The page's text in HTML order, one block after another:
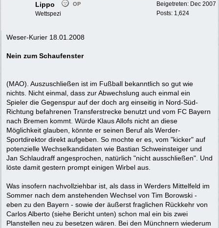
Beigetreten: Dec 2007
Posts: 1,624
Lippo OP
Wettspezi
Weser-Kurier 18.01.2008
Nein zum Schaufenster
(MAO). Auszuschließen ist im Fußball bekanntlich so gut wie
nichts. Nicht einmal, dass zur Abwechslung auch einmal ein
Spieler die Gegenspur auf der doch arg einseitig in Nord-Süd-
Richtung befahrenen Transferstrecke benutzt und vom FC Bayern
nach Bremen kommt. Würde Klaus Allofs nicht an diese
Möglichkeit glauben, könnte er seinen Beruf als Werder-
Sportdirektor direkt aufgeben. So mochte er es, vom "kicker" auf
potenzielle Wechselkandidaten wie Bastian Schweinsteiger und
Jan Schlaudraff angesprochen, natürlich "nicht ausschließen". Und
löste damit gestern prompt einigen Wirbel aus.
Was insofern nachvollziehbar ist, als dass in Werders Mittelfeld im
Sommer nach dem anstehenden Wechsel von Tim Borowski -
eben zu den Bayern - sowie der äußerst fraglichen Rückkehr von
Carlos Alberto (siehe Bericht unten) schon mal ein bis zwei
Planstellen neu zu besetzen wären. Bei den Münchnern wiederum